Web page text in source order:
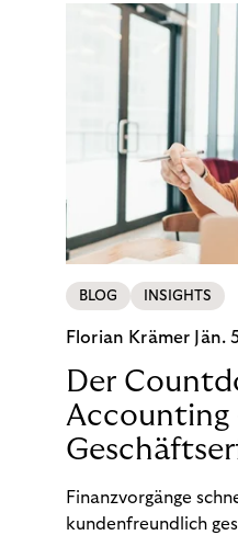
BLOG INSIGHTS
Florian Krämer Jän.
Der
Accounting
Finanzvorgänge
kundenfreundlich